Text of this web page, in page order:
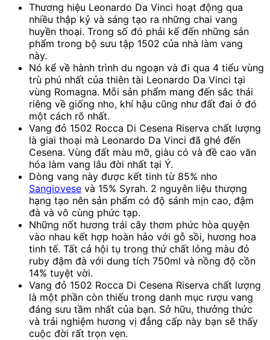
Thương hiệu Leonardo Da Vinci hoạt động qua
nhiều thập kỷ và sáng tạo ra những chai vang
huyền thoại. Trong số đó phải kể đến những sản
phẩm trong bộ sưu tập 1502 của nhà làm vang
này.
Nó kể về hành trình du ngoạn và đi qua 4 tiểu vùng
trù phú nhất của thiên tài Leonardo Da Vinci tại
vùng Romagna. Mỗi sản phẩm mang đến sắc thái
riêng về giống nho, khí hậu cũng như đất đai ở đó
một cách rõ nhất.
Vang đỏ 1502 Rocca Di Cesena Riserva chất lượng
là giai thoại mà Leonardo Da Vinci đã ghé đến
Cesena. Vùng đất màu mỡ, giàu có và đề cao văn
hóa làm vang lâu đời nhất tại Ý.
Dòng vang này được kết tinh từ 85% nho
Sangiovese và 15% Syrah. 2 nguyên liệu thượng
hạng tạo nên sản phẩm có độ sánh mịn cao, đậm
đà và vô cùng phức tạp.
Những nốt hương trái cây thơm phức hòa quyện
vào nhau kết hợp hoàn hảo với gỗ sồi, hương hoa
tinh tế. Tất cả hội tụ trong thứ chất lỏng màu đỏ
ruby đậm đà với dung tích 750ml và nồng độ cồn
14% tuyệt vời.
Vang đỏ 1502 Rocca Di Cesena Riserva chất lượng
là một phần còn thiếu trong danh mục rượu vang
đáng sưu tầm nhất của bạn. Sở hữu, thưởng thức
và trải nghiệm hương vị đẳng cấp này bạn sẽ thấy
cuộc đời rất trọn vẹn.